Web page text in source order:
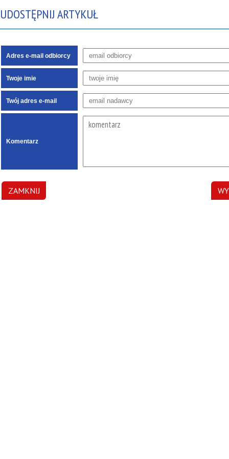
UDOSTĘPNIJ ARTYKUŁ
Adres e-mail odbiorcy
Twoje imie
Twój adres e-mail
Komentarz